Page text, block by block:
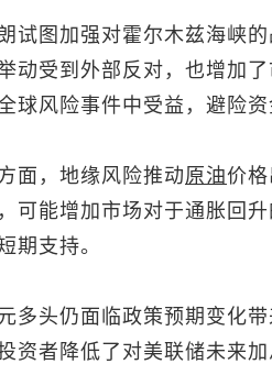
试图加强对霍尔木兹海峡
动受到外部反对，也增加
球风险事件中受益，避险
面，地缘风险推动原油价
可能增加市场对于通胀回
期支持。
多头仍面临政策预期变化
资者降低了对美联储未来